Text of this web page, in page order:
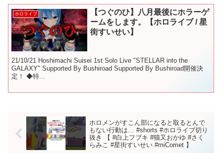
ホロライブ
【つぐのひ】八月最後にホラーゲ
ームをします。【ホロライブ / 星
街すいせい】
21/10/21 Hoshimachi Suisei 1st Solo Live "STELLAR into the
GALAXY" Supported By Bushiroad Supported By Bushiroad開催決
定！ ◆特...
ホロメンがすこん部になると取るとんで
もない行動は… #shorts #ホロライブ切り
抜き 【 #白上フブキ #猫又おかゆ #さく
らみこ #星街すいせい #miComet 】